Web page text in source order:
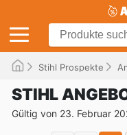
Stihl Prospekte
STIHL
Gültig von 23. Februar